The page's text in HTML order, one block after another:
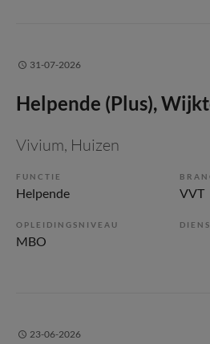
31-07-2026
Helpende (Plus),
Vivium, Huizen
FUNCTIE
Helpende VVT
OPLEIDINGSNIVEAU
MBO
23-06-2026